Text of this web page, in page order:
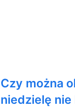
Czy można
niedzielę nie